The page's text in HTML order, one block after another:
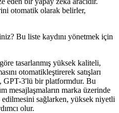
otomatik olarak belirler,
Bu liste kaydını yönetmek için
tasarlanmış yüksek kaliteli,
otomatikleştirerek satışları
GPT-3'lü bir platformdur. Bu
mesajlaşmaların marka üzerinde
edilmesini sağlarken, yüksek niyetli
olur.